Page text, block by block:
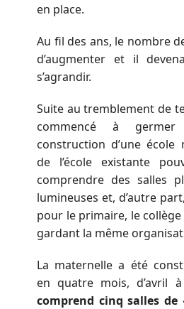
en place.
Au fil des ans, le nombre
d’augmenter et il
s’agrandir.
Suite au tremblement de
commencé à
construction d’une école
de l’école existante
comprendre des salles
lumineuses et, d’autre
pour le primaire, le
gardant la même
La maternelle a été
en quatre mois, d’avril
comprend cinq salles de